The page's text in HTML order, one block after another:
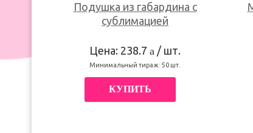
Подушка из габардина с
сублимацией
Цена: 238.7 a / шт.
Минимальный тираж: 50 шт.
КУПИТЬ